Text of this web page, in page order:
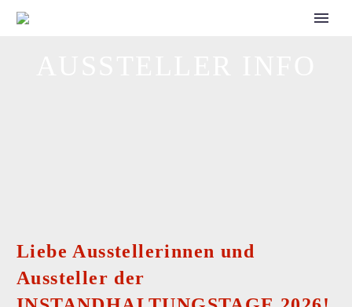
Liebe Ausstellerinnen und
Aussteller der